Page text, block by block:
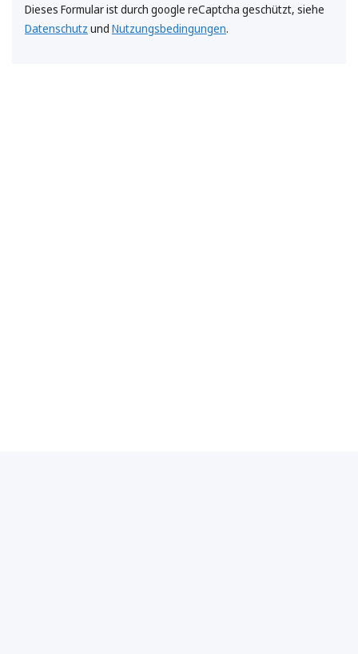
Dieses Formular ist durch google reCaptcha geschützt, siehe
Datenschutz und Nutzungsbedingungen.